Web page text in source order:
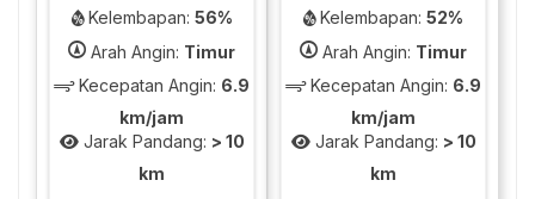
Kelembapan: 56%
Arah Angin: Timur
Kecepatan Angin: 6.9
km/jam
Jarak Pandang: > 10
km
Kelembapan: 52%
Arah Angin: Timur
Kecepatan Angin: 6.9
km/jam
Jarak Pandang: > 10
km